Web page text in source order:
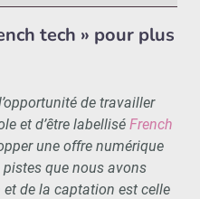
tech » pour plus
de travailler
et d’être labellisé French
une offre numérique
que nous avons
de la captation est celle